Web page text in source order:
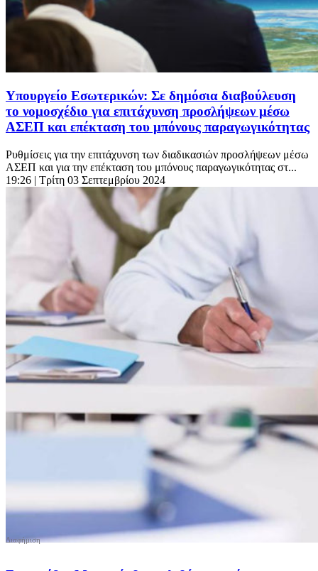
Υπουργείο Εσωτερικών: Σε δημόσια διαβούλευση
το νομοσχέδιο για επιτάχυνση προσλήψεων μέσω
ΑΣΕΠ και επέκταση του μπόνους παραγωγικότητας
Ρυθμίσεις για την επιτάχυνση των διαδικασιών προσλήψεων μέσω
ΑΣΕΠ και για την επέκταση του μπόνους παραγωγικότητας στ...
19:26 | Τρίτη 03 Σεπτεμβρίου 2024